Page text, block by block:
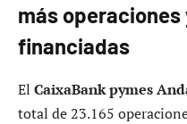
más
financiadas
El CaixaBank pymes
total de 23.165